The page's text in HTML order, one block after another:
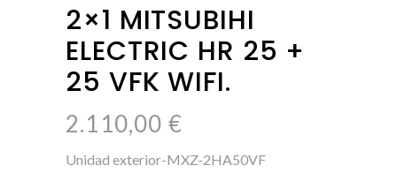
2×1 MITSUBIHI
ELECTRIC HR 25 +
25 VFK WIFI.
2.110,00 €
Unidad exterior-MXZ-2HA50VF